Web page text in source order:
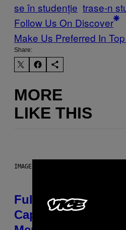
se în studenție trase-n
Follow Us On Discover
Make Us Preferred In
Share:
MORE
LIKE THIS
IMAGE: NICK DOVE
Fully-Automated
Capitalism—This